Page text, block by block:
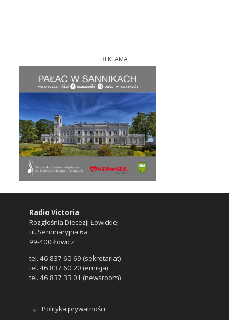
REKLAMA
Radio Victoria
Rozgłośnia Diecezji Łowickiej
ul. Seminaryjna 6a
99-400 Łowicz
tel. 46 837 60 69 (sekretariat)
tel. 46 837 60 20 (emisja)
tel. 46 837 33 01 (newsroom)
Polityka prywatności